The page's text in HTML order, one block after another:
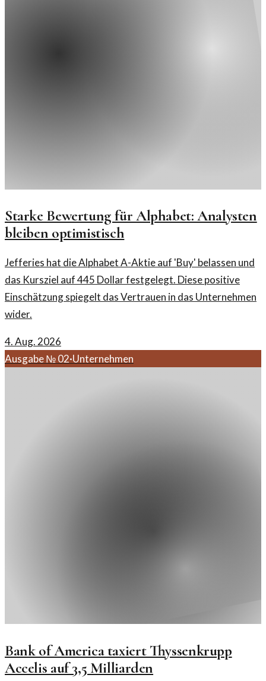
Starke Bewertung für Alphabet: Analysten
bleiben optimistisch
Jefferies hat die Alphabet A-Aktie auf 'Buy' belassen und
das Kursziel auf 445 Dollar festgelegt. Diese positive
Einschätzung spiegelt das Vertrauen in das Unternehmen
wider.
4. Aug. 2026
Ausgabe №02·Unternehmen
Bank of America taxiert Thyssenkrupp
Accelis auf 3,5 Milliarden